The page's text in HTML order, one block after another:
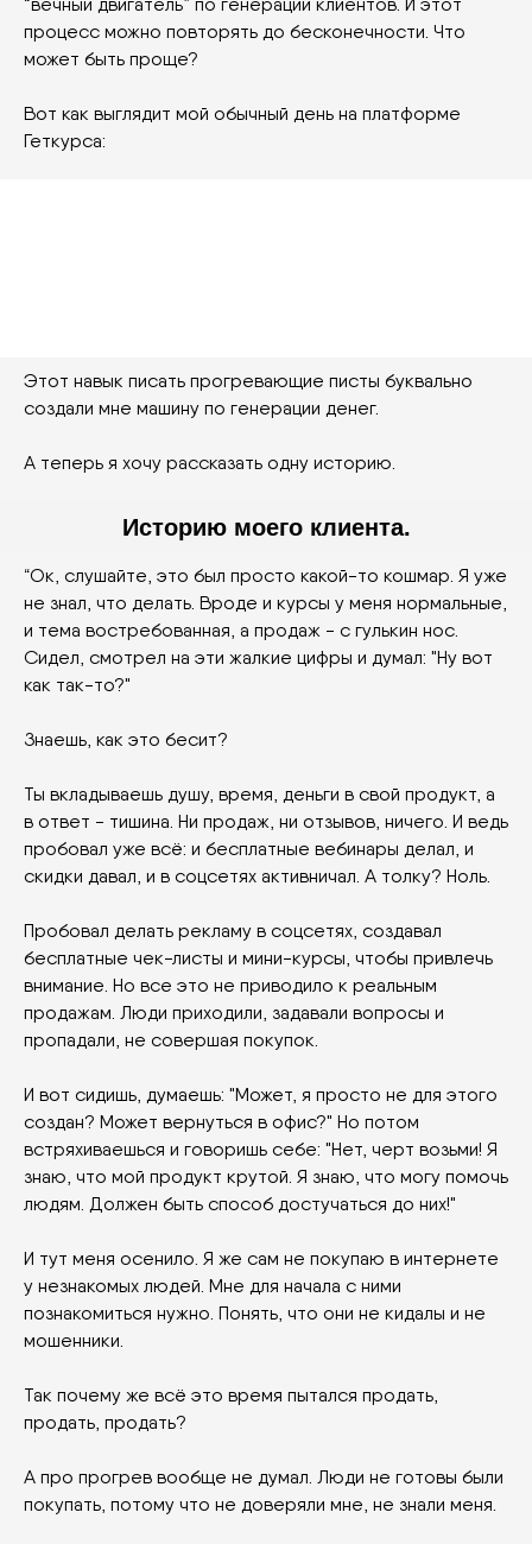
процесс можно повторять до бесконечности. Что
может быть проще?
Вот как выглядит мой обычный день на платформе
Геткурса:
Этот навык писать прогревающие писты буквально
создали мне машину по генерации денег.
А теперь я хочу рассказать одну историю.
Историю моего клиента.
“Ок, слушайте, это был просто какой-то кошмар. Я уже
не знал, что делать. Вроде и курсы у меня нормальные,
и тема востребованная, а продаж - с гулькин нос.
Сидел, смотрел на эти жалкие цифры и думал: "Ну вот
как так-то?"
Знаешь, как это бесит?
Ты вкладываешь душу, время, деньги в свой продукт, а
в ответ - тишина. Ни продаж, ни отзывов, ничего. И ведь
пробовал уже всё: и бесплатные вебинары делал, и
скидки давал, и в соцсетях активничал. А толку? Ноль.
Пробовал делать рекламу в соцсетях, создавал
бесплатные чек-листы и мини-курсы, чтобы привлечь
внимание. Но все это не приводило к реальным
продажам. Люди приходили, задавали вопросы и
пропадали, не совершая покупок.
И вот сидишь, думаешь: "Может, я просто не для этого
создан? Может вернуться в офис?" Но потом
встряхиваешься и говоришь себе: "Нет, черт возьми! Я
знаю, что мой продукт крутой. Я знаю, что могу помочь
людям. Должен быть способ достучаться до них!"
И тут меня осенило. Я же сам не покупаю в интернете
у незнакомых людей. Мне для начала с ними
познакомиться нужно. Понять, что они не кидалы и не
мошенники.
Так почему же всё это время пытался продать,
продать, продать?
А про прогрев вообще не думал. Люди не готовы были
покупать, потому что не доверяли мне, не знали меня.